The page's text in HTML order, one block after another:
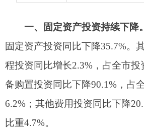
4.7%
。
从产业结构看。第一产业投资下降
投资总额比重
4.5% ；第二产业投资下降
平，占投资总额比重 81.2%。
民生投资小幅度增长。在房地产项
下，全市民生投资同比增长